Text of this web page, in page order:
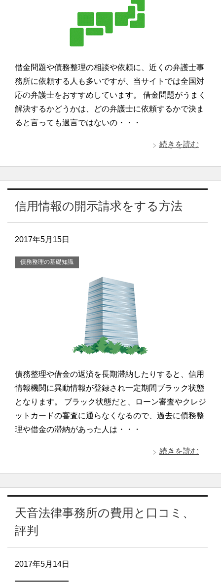
借金問題や債務整理の相談や依頼に、近くの弁護士事
務所に依頼する人も多いですが、当サイトでは全国対
応の弁護士をおすすめしています。 借金問題がうまく
解決するかどうかは、どの弁護士に依頼するかで決ま
ると言っても過言ではないの・・・
続きを読む
信用情報の開示請求をする方法
2017年5月15日
債務整理の基礎知識
債務整理や借金の返済を長期滞納したりすると、信用
情報機関に異動情報が登録され一定期間ブラック状態
となります。 ブラック状態だと、ローン審査やクレジ
ットカードの審査に通らなくなるので、過去に債務整
理や借金の滞納があった人は・・・
続きを読む
天音法律事務所の費用と口コミ、
評判
2017年5月14日